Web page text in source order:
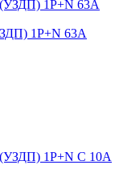
1P+N 63А